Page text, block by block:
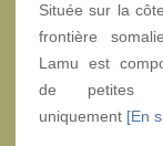
Située sur la
frontière
Lamu est
de petites
uniquement [En